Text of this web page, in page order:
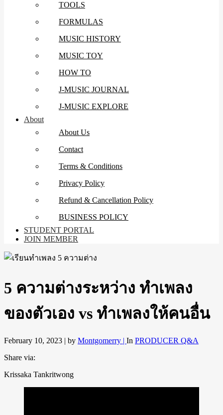
TOOLS
FORMULAS
MUSIC HISTORY
MUSIC TOY
HOW TO
J-MUSIC JOURNAL
J-MUSIC EXPLORE
About
About Us
Contact
Terms & Conditions
Privacy Policy
Refund & Cancellation Policy
BUSINESS POLICY
STUDENT PORTAL
JOIN MEMBER
5 ความต่างระหว่าง ทำเพลง
ของตัวเอง vs ทำเพลงให้คนอื่น
February 10, 2023 | by Montgomerry | In PRODUCER Q&A
Share via:
Krissaka Tankritwong